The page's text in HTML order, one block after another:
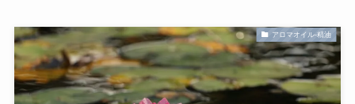
アロマオイル-精油